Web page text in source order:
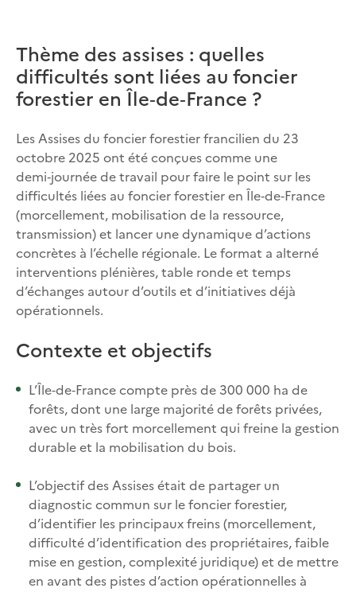
Thème des assises : quelles
difficultés sont liées au foncier
forestier en Île‑de‑France ?
Les Assises du foncier forestier francilien du 23
octobre 2025 ont été conçues comme une
demi‑journée de travail pour faire le point sur les
difficultés liées au foncier forestier en Île‑de‑France
(morcellement, mobilisation de la ressource,
transmission) et lancer une dynamique d’actions
concrètes à l’échelle régionale. Le format a alterné
interventions plénières, table ronde et temps
d’échanges autour d’outils et d’initiatives déjà
opérationnels.​
Contexte et objectifs
L’Île‑de‑France compte près de 300 000 ha de
forêts, dont une large majorité de forêts privées,
avec un très fort morcellement qui freine la gestion
durable et la mobilisation du bois.​
L’objectif des Assises était de partager un
diagnostic commun sur le foncier forestier,
d’identifier les principaux freins (morcellement,
difficulté d’identification des propriétaires, faible
mise en gestion, complexité juridique) et de mettre
en avant des pistes d’action opérationnelles à